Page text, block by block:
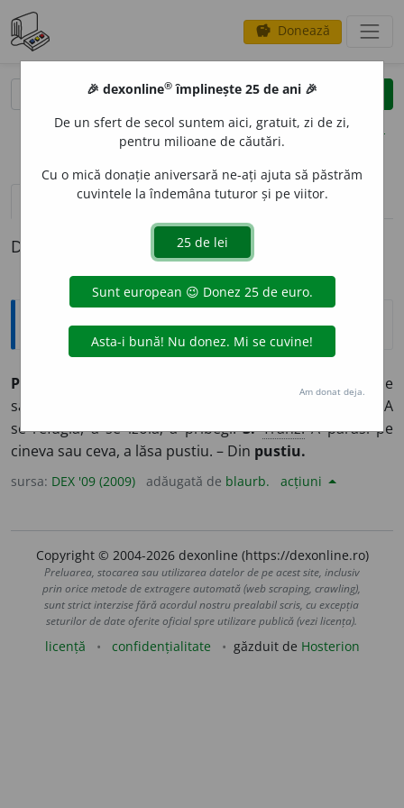
savings Donează
clear
opțiuni
definiții (1) pronunțievolume_up (17)
Definiția cu ID-ul 881030:
Explicative DEX
PUSTI
A preface locuri fertile
sau populate în locuri pustii; a devasta.
) A
se refugia, a se izola; a pribegi.3. Tranz.A părăsi pe
cineva sau ceva, a lăsa pustiu. – Din pustiu.
sursa: DEX '09 (2009) adăugată de blaurb. acțiuni
Copyright © 2004-2026 dexonline (https://dexonline.ro)
Preluarea, stocarea sau utilizarea datelor de pe acest site, inclusiv
prin orice metode de extragere automată (web scraping, crawling),
sunt strict interzise fără acordul nostru prealabil scris, cu excepția
seturilor de date oferite oficial spre utilizare publică (vezi licența).
licență confidențialitate găzduit de Hosterion
🎉 dexonline® împlinește 25 de ani 🎉
De un sfert de secol suntem aici, gratuit, zi de zi,
pentru milioane de căutări.
Cu o mică donație aniversară ne-ați ajuta să păstrăm
cuvintele la îndemâna tuturor și pe viitor.
Am donat deja.